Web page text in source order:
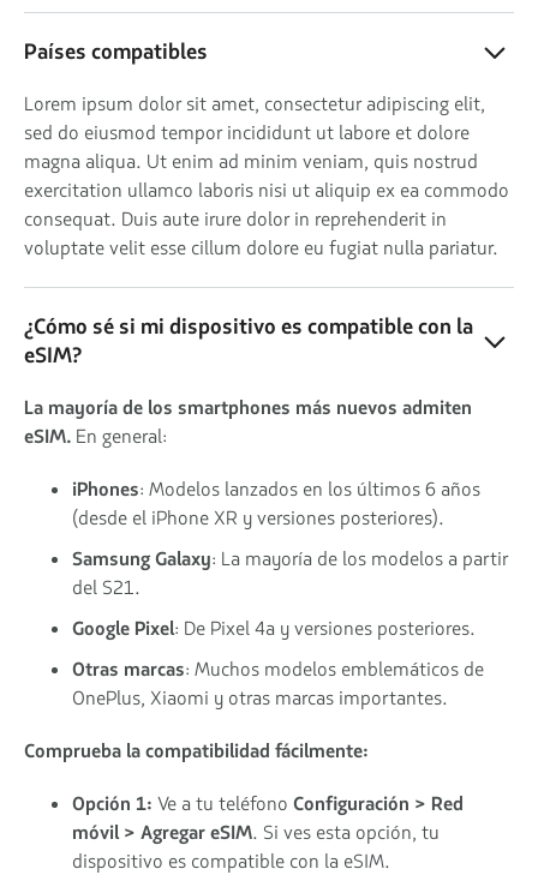
Países compatibles
Lorem ipsum dolor sit amet, consectetur adipiscing elit,
sed do eiusmod tempor incididunt ut labore et dolore
magna aliqua. Ut enim ad minim veniam, quis nostrud
exercitation ullamco laboris nisi ut aliquip ex ea commodo
consequat. Duis aute irure dolor in reprehenderit in
voluptate velit esse cillum dolore eu fugiat nulla pariatur.
¿Cómo sé si mi dispositivo es compatible con la
eSIM?
La mayoría de los smartphones más nuevos admiten
eSIM. En general:
iPhones: Modelos lanzados en los últimos 6 años
(desde el iPhone XR y versiones posteriores).
Samsung Galaxy: La mayoría de los modelos a partir
del S21.
Google Pixel: De Pixel 4a y versiones posteriores.
Otras marcas: Muchos modelos emblemáticos de
OnePlus, Xiaomi y otras marcas importantes.
Comprueba la compatibilidad fácilmente:
Opción 1: Ve a tu teléfono Configuración > Red
móvil > Agregar eSIM. Si ves esta opción, tu
dispositivo es compatible con la eSIM.